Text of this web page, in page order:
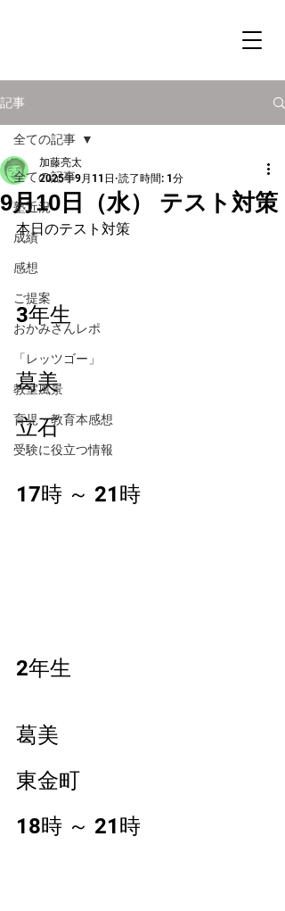
記事
全ての記事
塾近況
成績
感想
ご提案
おかみさんレポ
「レッツゴー」
教室風景
育児・教育本感想
受験に役立つ情報
全ての記事
9月10日（水） テスト対策
加藤亮太
2025年9月11日 読了時間: 1分
本日のテスト対策
3年生
葛美
立石
17時 ～ 21時
2年生
葛美
東金町
18時 ～ 21時